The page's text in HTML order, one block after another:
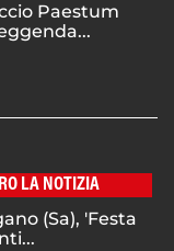
Paestum
LA NOTIZIA
(Sa), 'Festa